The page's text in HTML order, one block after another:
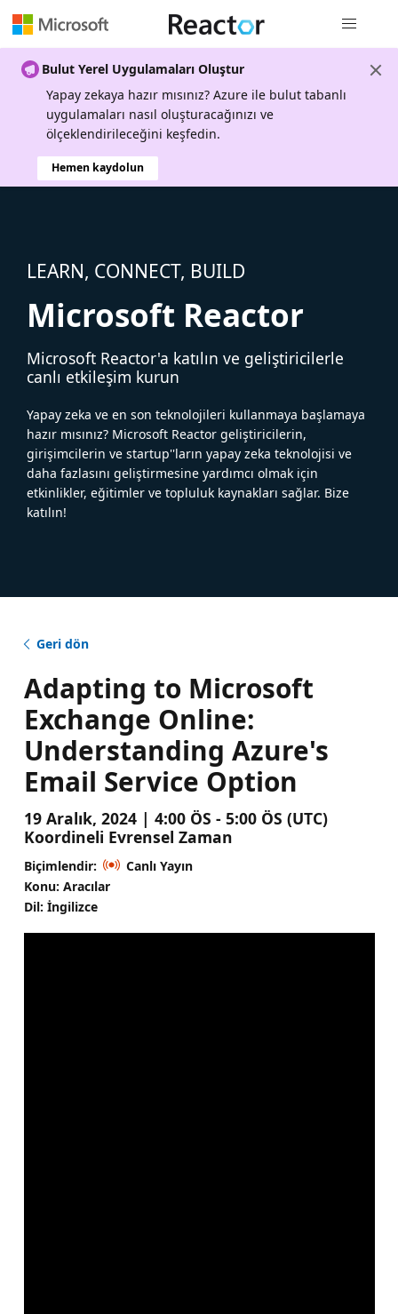
Bulut Yerel Uygulamaları Oluştur
Yapay zekaya hazır mısınız? Azure ile bulut tabanlı
uygulamaları nasıl oluşturacağınızı ve
ölçeklendirileceğini keşfedin.
Hemen kaydolun
LEARN, CONNECT, BUILD
Microsoft Reactor
Microsoft Reactor'a katılın ve geliştiricilerle
canlı etkileşim kurun
Yapay zeka ve en son teknolojileri kullanmaya başlamaya
hazır mısınız? Microsoft Reactor geliştiricilerin,
girişimcilerin ve startup''ların yapay zeka teknolojisi ve
daha fazlasını geliştirmesine yardımcı olmak için
etkinlikler, eğitimler ve topluluk kaynakları sağlar. Bize
katılın!
Geri dön
Adapting to Microsoft
Exchange Online:
Understanding Azure's
Email Service Option
19 Aralık, 2024 | 4:00 ÖS - 5:00 ÖS (UTC)
Koordineli Evrensel Zaman
Biçimlendir:
Canlı Yayın
Konu: Aracılar
Dil: İngilizce